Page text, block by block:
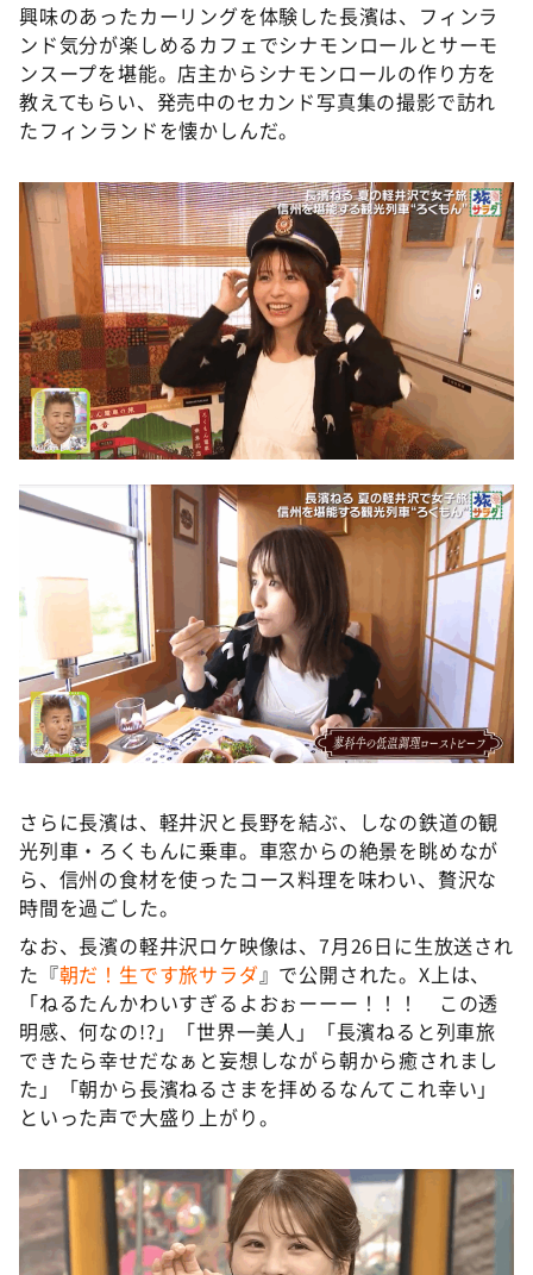
興味のあったカーリングを体験した長濱は、フィンラ
ンド気分が楽しめるカフェでシナモンロールとサーモ
ンスープを堪能。店主からシナモンロールの作り⽅を
教えてもらい、発売中のセカンド写真集の撮影で訪れ
たフィンランドを懐かしんだ。
さらに長濱は、軽井沢と⻑野を結ぶ、しなの鉄道の観
光列車・ろくもんに乗車。車窓からの絶景を眺めなが
ら、信州の⾷材を使ったコース料理を味わい、贅沢な
時間を過ごした。
なお、長濱の軽井沢ロケ映像は、7月26日に生放送され
た『朝だ！生です旅サラダ』で公開された。X上は、
「ねるたんかわいすぎるよおぉーーー！！！ この透
明感、何なの!?」「世界一美人」「長濱ねると列車旅
できたら幸せだなぁと妄想しながら朝から癒されまし
た」「朝から長濱ねるさまを拝めるなんてこれ幸い」
といった声で大盛り上がり。